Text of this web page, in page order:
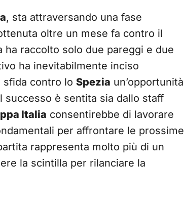
, sta attraversando una fase
oltre un mese fa contro il
ha raccolto solo due pareggi e due
ha inevitabilmente inciso
sfida contro lo Spezia un’opportunità
successo è sentita sia dallo staff
Italia consentirebbe di lavorare
per affrontare le prossime
rappresenta molto più di un
la scintilla per rilanciare la